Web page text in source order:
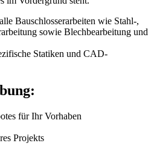
Bauschlosserarbeiten wie Stahl-,
sowie Blechbearbeitung und
Statiken und CAD-
für Ihr Vorhaben
Projekts